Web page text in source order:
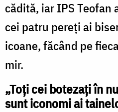
cădită, iar IPS Teofan
cei patru pereţi ai
icoane, făcând pe
mir.
„Toți cei botezați în
sunt iconomi ai